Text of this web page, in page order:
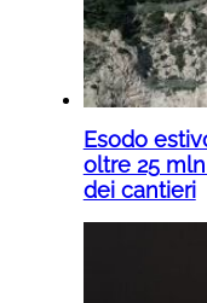
Esodo
oltre 25
dei cantieri